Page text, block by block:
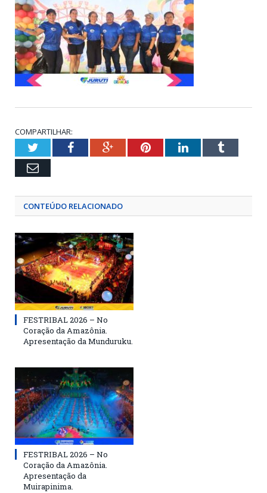
COMPARTILHAR:
TwitterFacebookGoogle+PinterestLinkedInTumblr
Email
CONTEÚDO RELACIONADO
FESTRIBAL 2026 – No
Coração da Amazônia.
Apresentação da Munduruku.
FESTRIBAL 2026 – No
Coração da Amazônia.
Apresentação da
Muirapinima.